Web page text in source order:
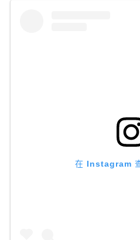
在 Instagram